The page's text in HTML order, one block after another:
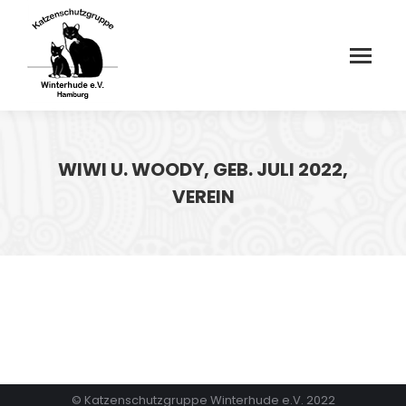
WIWI U. WOODY, GEB. JULI 2022,
VEREIN
© Katzenschutzgruppe Winterhude e.V. 2022